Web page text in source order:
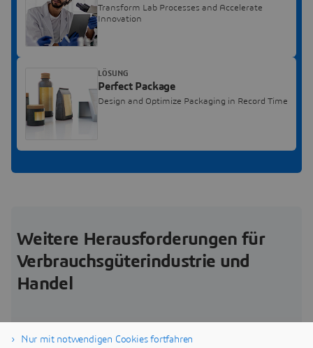
Transform Lab Processes and Accelerate
Innovation
Perfect Package
Design and Optimize Packaging in Record Time
LÖSUNG
Weitere Herausforderungen für
Verbrauchsgüterindustrie und
Handel
Nur mit notwendigen Cookies fortfahren